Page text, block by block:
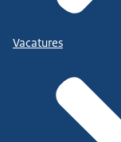
Vacatures